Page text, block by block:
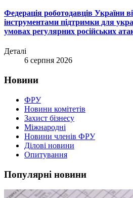
Федерація роботодавців України
інструментами підтримки для
умовах регулярних російських
Деталі
6 серпня 2026
Новини
ФРУ
Новини комітетів
Захист бізнесу
Міжнародні
Новини членів ФРУ
Ділові новини
Опитування
Популярні новини